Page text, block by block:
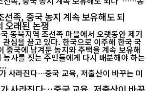
족, 중국 농지 계속 보유해도 되
래된 논쟁
동북지역 조선족 마을에서 오랫동안 제기
심을 끌고 있다. 한국으로 이주해 한국 국
중국에 남겨둔 농지와 주택을 계속 보유해
사를 짓는 주민들에게 다시 배분해야 하는